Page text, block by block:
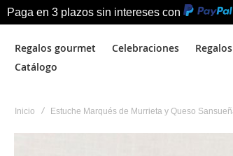
Paga en 3 plazos sin intereses con
Regalos gourmet Celebraciones
Catálogo
Inicio Estuche Marqués de Murrieta y Queso